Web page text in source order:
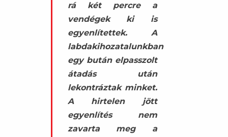
rá két percre a
vendégek ki is
egyenlítettek. A
labdakihozatalunkban
egy bután elpasszolt
átadás után
lekontráztak minket.
A hirtelen jött
egyenlítés nem
zavarta meg a